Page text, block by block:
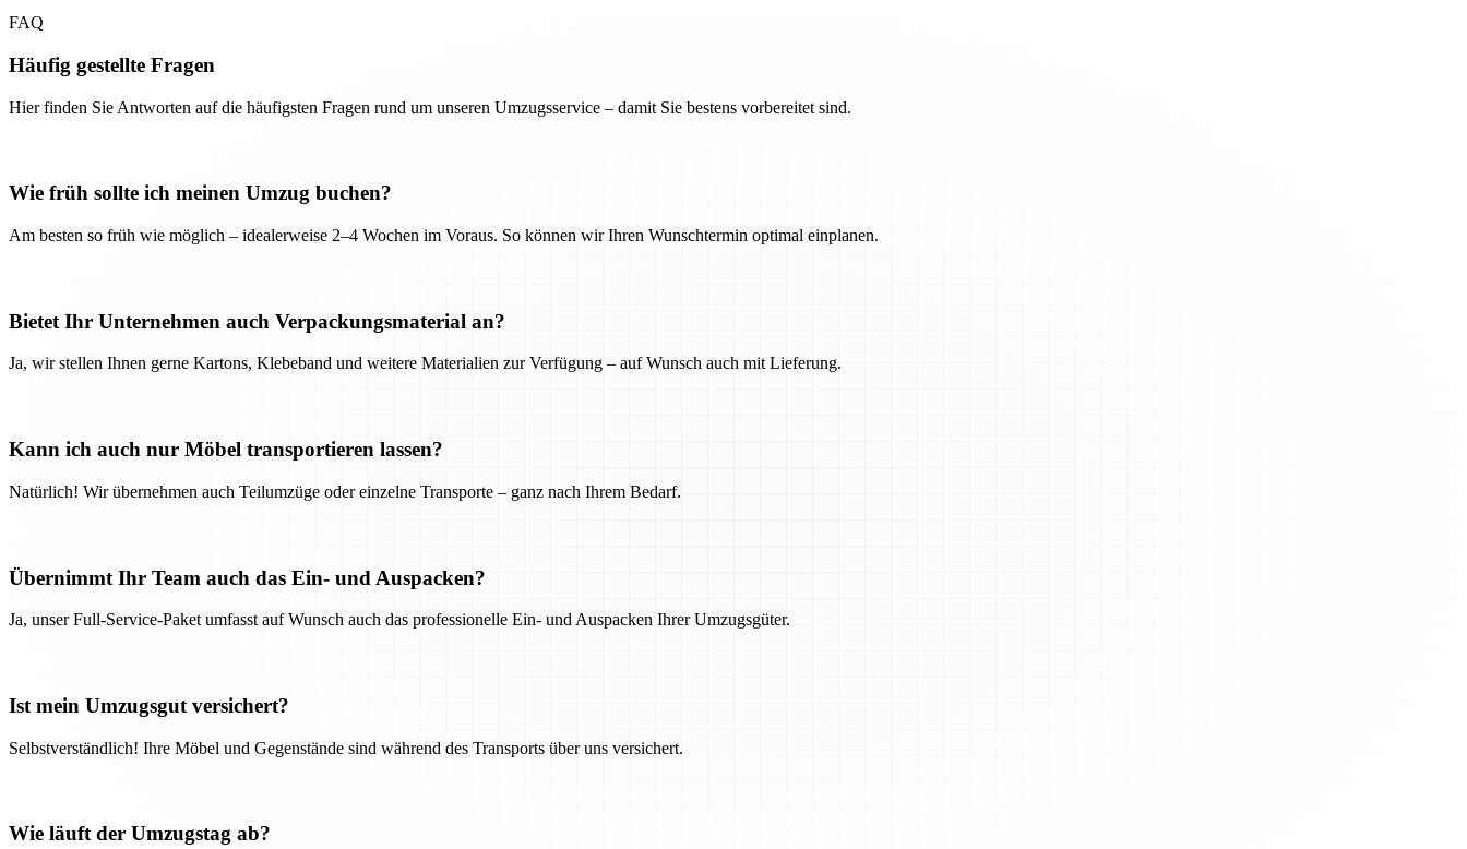
FAQ
Häufig gestellte Fragen
Hier finden Sie Antworten auf die häufigsten Fragen rund um unseren Umzugsservice – damit Sie bestens vorbereitet sind.
Wie früh sollte ich meinen Umzug buchen?
Am besten so früh wie möglich – idealerweise 2–4 Wochen im Voraus. So können wir Ihren Wunschtermin optimal einplanen.
Bietet Ihr Unternehmen auch Verpackungsmaterial an?
Ja, wir stellen Ihnen gerne Kartons, Klebeband und weitere Materialien zur Verfügung – auf Wunsch auch mit Lieferung.
Kann ich auch nur Möbel transportieren lassen?
Natürlich! Wir übernehmen auch Teilumzüge oder einzelne Transporte – ganz nach Ihrem Bedarf.
Übernimmt Ihr Team auch das Ein- und Auspacken?
Ja, unser Full-Service-Paket umfasst auf Wunsch auch das professionelle Ein- und Auspacken Ihrer Umzugsgüter.
Ist mein Umzugsgut versichert?
Selbstverständlich! Ihre Möbel und Gegenstände sind während des Transports über uns versichert.
Wie läuft der Umzugstag ab?